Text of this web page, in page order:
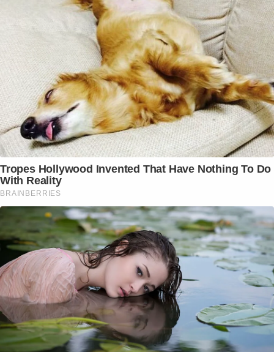
Tropes Hollywood Invented That Have Nothing To Do
With Reality
BRAINBERRIES